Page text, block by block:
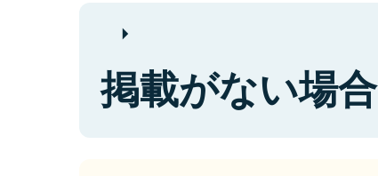
掲載がない場合